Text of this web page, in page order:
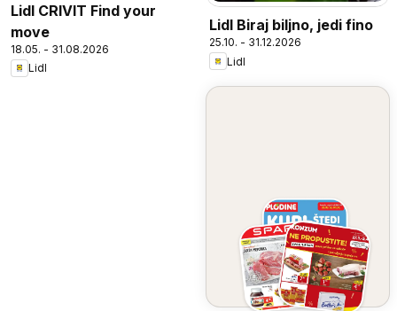
Lidl CRIVIT Find your
move
18.05. - 31.08.2026
Lidl
Lidl Biraj biljno, jedi fino
25.10. - 31.12.2026
Lidl